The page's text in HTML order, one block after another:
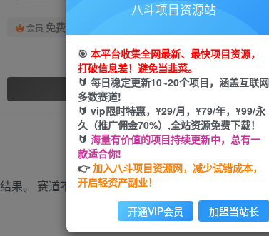
会员 免费
您暂
开通会员
。 赛道不卷，市场空间大，销量每年在爆涨。
八斗项目资源站
🎯 本平台收集全网最新、最快项目资源，
打破信息差！避免当韭菜。
🔰 每日稳定更新10~20个项目，涵盖互联网
多数赛道!
🔰 vip限时特惠，¥29/月，¥79/年，¥99/永
久（推广佣金70%）,全站资源免费下载！
🔰 海量有价值的项目持续更新中，总有一
款适合你!
👉加入八斗项目资源网，减少试错成本，
开启轻资产副业！
开通VIP会员 加盟当站长